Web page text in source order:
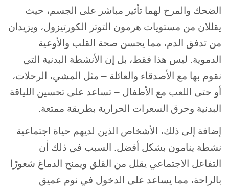
الضحك والمرح لهما تأثير مباشر على الجسم، حيث
يقللان من مستويات هرمون التوتر الكورتيزول، ويزيدان
من تدفق الدم، مما يحسن صحة القلب والأوعية
الدموية. ليس هذا فقط، بل إن الأنشطة البدنية التي
نقوم بها مع الأصدقاء والعائلة – مثل المشي، الرحلات،
أو حتى اللعب مع الأطفال – تساعد على تحسين اللياقة
البدنية وحرق السعرات الحرارية بطريقة ممتعة.
إضافة إلى ذلك، الأشخاص الذين لديهم حياة اجتماعية
نشطة ينامون بشكل أفضل. السبب في ذلك أن
التفاعل الاجتماعي يقلل من القلق ويمنح الدماغ شعورًا
بالراحة، مما يساعد على الدخول في نوم عميق